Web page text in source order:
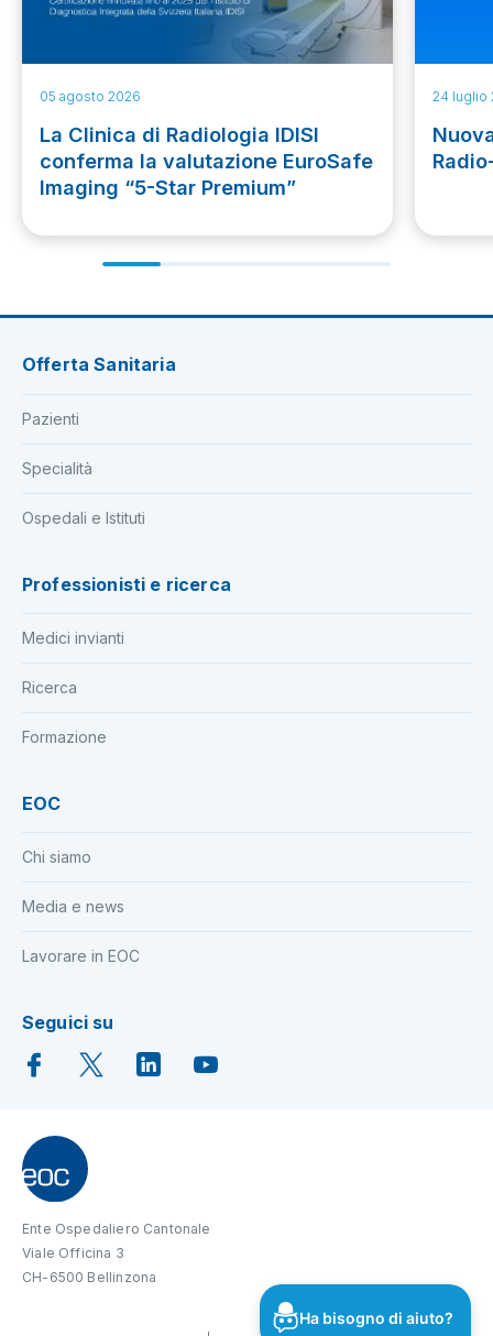
05 agosto 2026
La Clinica di Radiologia IDISI
conferma la valutazione EuroSafe
Imaging “5-Star Premium”
24 luglio
Offerta Sanitaria
Pazienti
Specialità
Ospedali e Istituti
Professionisti e ricerca
Medici invianti
Ricerca
Formazione
EOC
Chi siamo
Media e news
Lavorare in EOC
Seguici su
Ente Ospedaliero Cantonale
Viale Officina 3
CH-6500 Bellinzona
Ha bisogno di aiuto?